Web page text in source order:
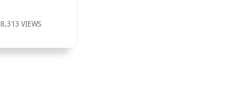
8,313 VIEWS